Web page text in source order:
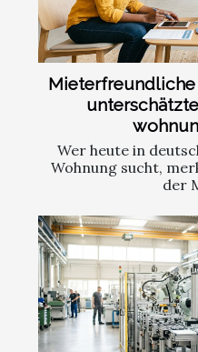
Wer heute in
Wohnung sucht,
der